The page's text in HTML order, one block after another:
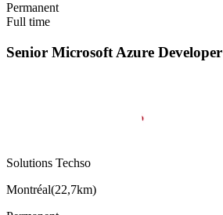
Permanent
Full time
Senior Microsoft Azure Developer
Solutions Techso
Montréal(22,7km)